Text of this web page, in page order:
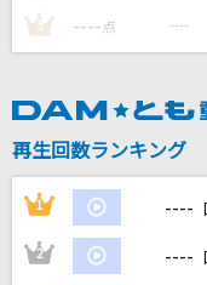
I LOVE...
[生音]流氷海峡
竹川美子
3 ---- 点 ----
再生回数ランキング
1 ----
2 ----